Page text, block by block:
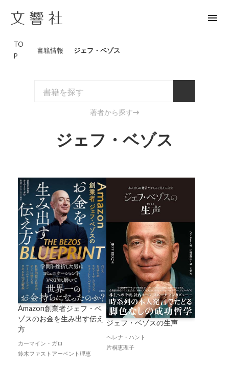
menu
TO
P
書籍情報 ジェフ・ベゾス
著者から探す
ジェフ・ベゾス
Amazon創業者ジェフ・ベ
ゾスのお金を生み出す伝え
方
カーマイン・ガロ
鈴木ファストアーベント理恵
ジェフ・ベゾスの生声
ヘレナ・ハント
片桐恵理子